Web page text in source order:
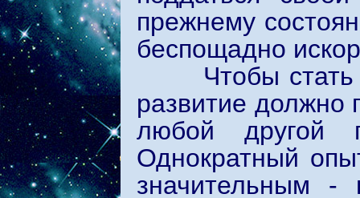
прежнему
беспощадно
Чтобы стать
развитие должно
любой другой
Однократный
значительным -